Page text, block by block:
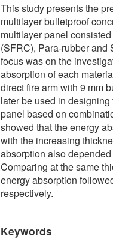
This study presents the
multilayer bulletproof
multilayer panel
(SFRC), Para-rubber and
focus was on the
absorption of each
direct fire arm with 9 mm
later be used in
panel based on
showed that the energy
with the increasing
absorption also
Comparing at the same
energy absorption
respectively.
Keywords